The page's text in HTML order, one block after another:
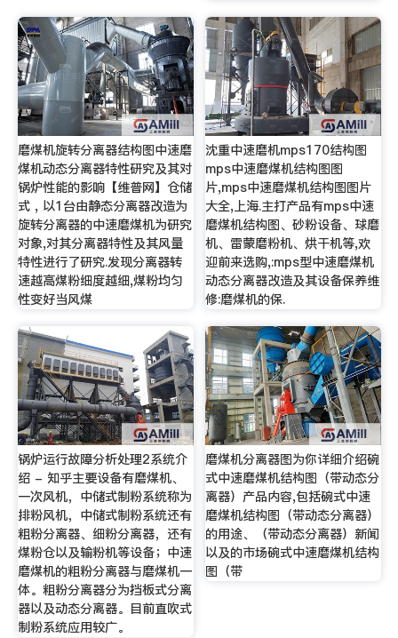
磨煤机旋转分离器结构图中速磨
煤机动态分离器特性研究及其对
锅炉性能的影响【维普网】仓储
式 , 以1台由静态分离器改造为
旋转分离器的中速磨煤机为研究
对象,对其分离器特性及其风量
特性进行了研究.发现分离器转
速越高煤粉细度越细,煤粉均匀
性变好当风煤
沈重中速磨机mps170结构图
mps中速磨煤机结构图图
片,mps中速磨煤机结构图图片
大全,上海.主打产品有mps中速
磨煤机结构图、砂粉设备、球磨
机、雷蒙磨粉机、烘干机等,欢
迎前来选购,:mps型中速磨煤机
动态分离器改造及其设备保养维
修:磨煤机的保.
锅炉运行故障分析处理2系统介
绍 - 知乎主要设备有磨煤机、
一次风机，中储式制粉系统称为
排粉风机，中储式制粉系统还有
粗粉分离器、细粉分离器，还有
煤粉仓以及输粉机等设备；中速
磨煤机的粗粉分离器与磨煤机一
体。粗粉分离器分为挡板式分离
器以及动态分离器。目前直吹式
制粉系统应用较广。
磨煤机分离器图为你详细介绍碗
式中速磨煤机结构图（带动态分
离器）产品内容,包括碗式中速
磨煤机结构图（带动态分离器）
的用途、（带动态分离器）新闻
以及的市场碗式中速磨煤机结构
图（带